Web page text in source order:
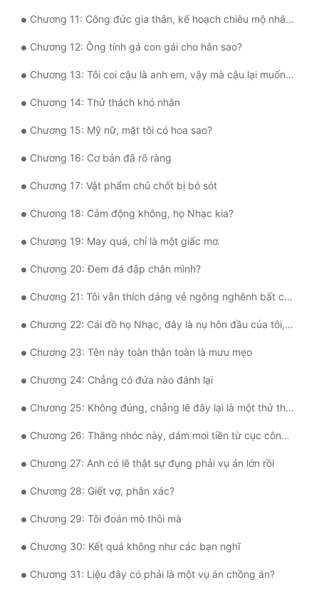
Tu Chân
Tu Tiên
Tội Phạm
Vô Địch
Võ Hiệp
Võng Du
Xuyên Không
Xuyên Nhanh
Xuyên Sách
Xuyên Thư
Điền Văn
Đô Thị
Đông Phương
Đông Phương Huyền Huyễn
Đồng Nhân
Cẩu Đạo Trường Sinh
Ngự Thú
Truyện Nam
Truyện Nữ
Vô Địch Lưu
Chương 11: Công đức gia thân, kế hoạch chiêu mộ nhân tài đặc biệt
Chương 12: Ông tính gả con gái cho hắn sao?
Chương 13: Tôi coi cậu là anh em, vậy mà cậu lại muốn ngủ với tôi
Chương 14: Thử thách khó nhằn
Chương 15: Mỹ nữ, mặt tôi có hoa sao?
Chương 16: Cơ bản đã rõ ràng
Chương 17: Vật phẩm chủ chốt bị bỏ sót
Chương 18: Cảm động không, họ Nhạc kia?
Chương 19: May quá, chỉ là một giấc mơ.
Chương 20: Đem đá đập chân mình?
Chương 21: Tôi vẫn thích dáng vẻ ngông nghênh bất cần của cậu hơn
Chương 22: Cái đồ họ Nhạc, đây là nụ hôn đầu của tôi, anh phải chịu trách nhiệm!
Chương 23: Tên này toàn thân toàn là mưu mẹo
Chương 24: Chẳng có đứa nào đánh lại
Chương 25: Không đúng, chẳng lẽ đây lại là một thử thách nữa?
Chương 26: Thằng nhóc này, dám moi tiền từ cục công an à
Chương 27: Anh có lẽ thật sự đụng phải vụ án lớn rồi
Chương 28: Giết vợ, phân xác?
Chương 29: Tôi đoán mò thôi mà
Chương 30: Kết quả không như các bạn nghĩ
Chương 31: Liệu đây có phải là một vụ án chồng án?